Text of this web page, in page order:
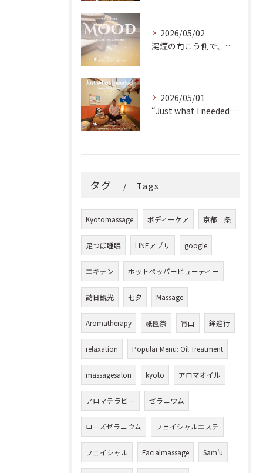
2026/05/02
湯煙の向こう側で、魂の輪郭を整える。
2026/05/01
“Just what I needed!” ✨
タグ Tags
Kyotomassage ボディーケア 京都二条
足つぼ睡眠 LINEアプリ google
エキテン ホットペッパービューティー
訪日観光 七夕 Massage
Aromatherapy 祇園祭 宵山 鉾巡行
relaxation Popular Menu: Oil Treatment
massagesalon kyoto アロマオイル
アロマテラピー ゼラニウム
ローズゼラニウム フェイシャルエステ
フェイシャル Facialmassage Sam’u